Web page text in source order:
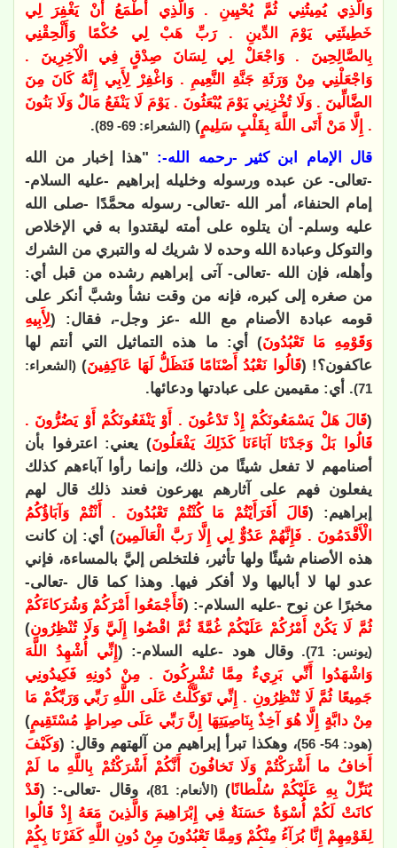
وَالَّذِي يُمِيتُنِي ثُمَّ يُحْيِينِ . وَالَّذِي أَطْمَعُ أَنْ يَغْفِرَ لِي
خَطِيئَتِي يَوْمَ الدِّينِ . رَبِّ هَبْ لِي حُكْمًا وَأَلْحِقْنِي
بِالصَّالِحِينَ . وَاجْعَلْ لِي لِسَانَ صِدْقٍ فِي الْآخِرِينَ .
وَاجْعَلْنِي مِنْ وَرَثَةِ جَنَّةِ النَّعِيمِ . وَاغْفِرْ لِأَبِي إِنَّهُ كَانَ مِنَ
الضَّالِّينَ . وَلَا تُخْزِنِي يَوْمَ يُبْعَثُونَ . يَوْمَ لَا يَنْفَعُ مَالٌ وَلَا بَنُونَ
. إِلَّا مَنْ أَتَى اللَّهَ بِقَلْبٍ سَلِيمٍ) (الشعراء: 69- 89)
.
قال الإمام ابن كثير -رحمه الله-: "هذا إخبار من الله
-تعالى- عن عبده ورسوله وخليله إبراهيم -عليه السلام-
إمام الحنفاء، أمر الله -تعالى- رسوله محمَّدًا -صلى الله
عليه وسلم- أن يتلوه على أمته ليقتدوا به في الإخلاص
والتوكل وعبادة الله وحده لا شريك له والتبري من الشرك
وأهله، فإن الله -تعالى- آتى إبراهيم رشده من قبل أي:
من صغره إلى كبره، فإنه من وقت نشأ وشبَّ أنكر على
قومه عبادة الأصنام مع الله -عز وجل-، فقال: (لِأَبِيهِ
وَقَوْمِهِ مَا تَعْبُدُونَ) أي: ما هذه التماثيل التي أنتم لها
عاكفون؟! (قَالُوا نَعْبُدُ أَصْنَامًا فَنَظَلُّ لَهَا عَاكِفِينَ) (الشعراء:
71) . أي: مقيمين على عبادتها ودعائها.
(قَالَ هَلْ يَسْمَعُونَكُمْ إِذْ تَدْعُونَ . أَوْ يَنْفَعُونَكُمْ أَوْ يَضُرُّونَ .
قَالُوا بَلْ وَجَدْنَا آبَاءَنَا كَذَلِكَ يَفْعَلُونَ) يعني: اعترفوا بأن
أصنامهم لا تفعل شيئًا من ذلك، وإنما رأوا آباءهم كذلك
يفعلون فهم على آثارهم يهرعون فعند ذلك قال لهم
إبراهيم: (قَالَ أَفَرَأَيْتُمْ مَا كُنْتُمْ تَعْبُدُونَ . أَنْتُمْ وَآبَاؤُكُمُ
الْأَقْدَمُونَ . فَإِنَّهُمْ عَدُوٌّ لِي إِلَّا رَبَّ الْعَالَمِينَ) أي: إن كانت
هذه الأصنام شيئًا ولها تأثير، فلتخلص إليَّ بالمساءة، فإني
عدو لها لا أباليها ولا أفكر فيها. وهذا كما قال -تعالى-
مخبرًا عن نوح -عليه السلام-: (فَأَجْمَعُوا أَمْرَكُمْ وَشُرَكاءَكُمْ
ثُمَّ لَا يَكُنْ أَمْرُكُمْ عَلَيْكُمْ غُمَّةً ثُمَّ اقْضُوا إِلَيَّ وَلَا تُنْظِرُونِ)
(يونس: 71) . وقال هود -عليه السلام-: (إِنِّي أُشْهِدُ اللَّهَ
وَاشْهَدُوا أَنِّي بَرِيءٌ مِمَّا تُشْرِكُونَ . مِنْ دُونِهِ فَكِيدُونِي
جَمِيعًا ثُمَّ لَا تُنْظِرُونِ . إِنِّي تَوَكَّلْتُ عَلَى اللَّهِ رَبِّي وَرَبِّكُمْ مَا
مِنْ دابَّةٍ إِلَّا هُوَ آخِذٌ بِنَاصِيَتِهَا إِنَّ رَبِّي عَلَى صِراطٍ مُسْتَقِيمٍ)
(هود: 54- 56) ، وهكذا تبرأ إبراهيم من آلهتهم وقال: (وَكَيْفَ
أَخافُ ما أَشْرَكْتُمْ وَلَا تَخافُونَ أَنَّكُمْ أَشْرَكْتُمْ بِاللَّهِ ما لَمْ
يُنَزِّلْ بِهِ عَلَيْكُمْ سُلْطانًا)(الأنعام: 81) ، وقال -تعالى-: (قَدْ
كانَتْ لَكُمْ أُسْوَةٌ حَسَنَةٌ فِي إِبْرَاهِيمَ وَالَّذِينَ مَعَهُ إِذْ قَالُوا
لِقَوْمِهِمْ إِنَّا بُرَآءُ مِنْكُمْ وَمِمَّا تَعْبُدُونَ مِنْ دُونِ اللَّهِ كَفَرْنَا بِكُمْ